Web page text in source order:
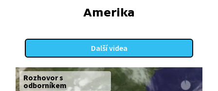
Amerika
Další videa
Rozhovor s
odborníkem